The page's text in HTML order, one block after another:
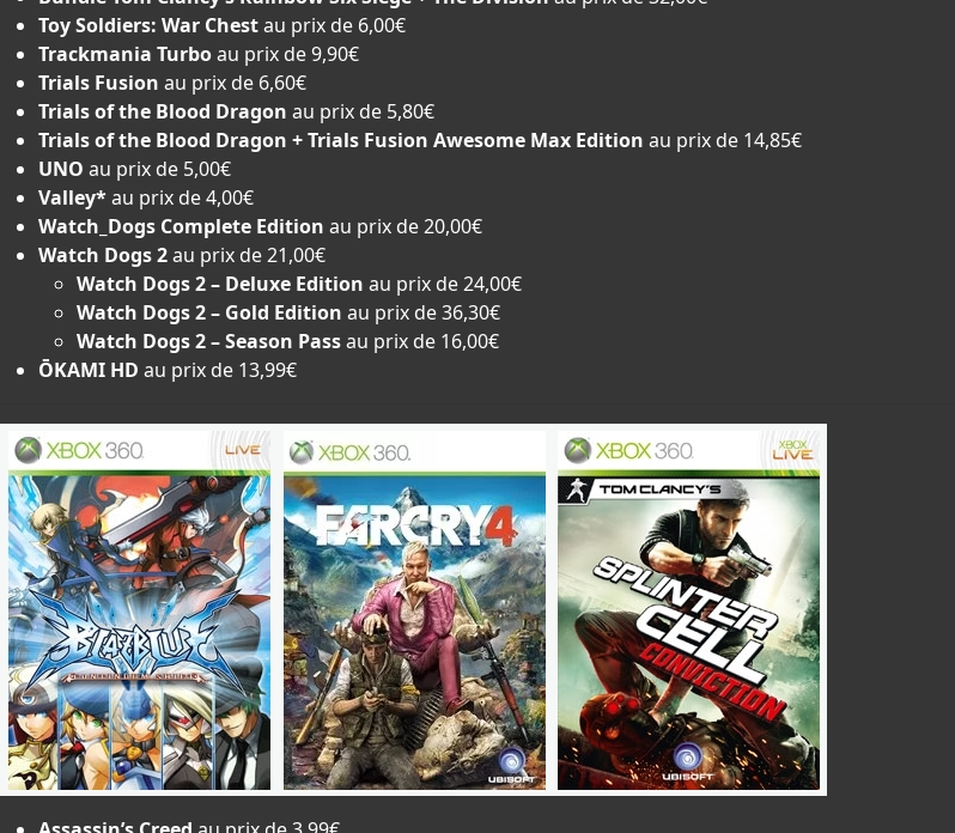
Toy Soldiers: War Chestau prix de 6,00€
Trackmania Turboau prix de 9,90€
Trials Fusion au prix de 6,60€
Trials of the Blood Dragon au prix de 5,80€
Trials of the Blood Dragon + Trials Fusion Awesome Max Edition au prix de 14,85€
UNO au prix de 5,00€
Valley*au prix de 4,00€
Watch_Dogs Complete Edition au prix de 20,00€
Watch Dogs 2au prix de 21,00€
Watch Dogs 2 – Deluxe Edition au prix de 24,00€
Watch Dogs 2 – Gold Edition au prix de 36,30€
Watch Dogs 2 – Season Passau prix de 16,00€
ŌKAMI HD au prix de 13,99€